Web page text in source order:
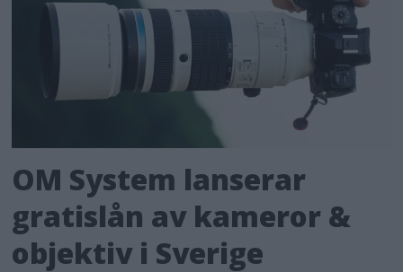
OM System lanserar
gratislån av kameror &
objektiv i Sverige